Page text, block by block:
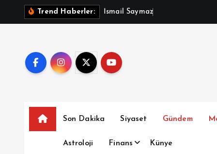
Trend Haberler: sma i Say maz
Son Dakika Siyaset Gündem
Astroloji Finans Künye